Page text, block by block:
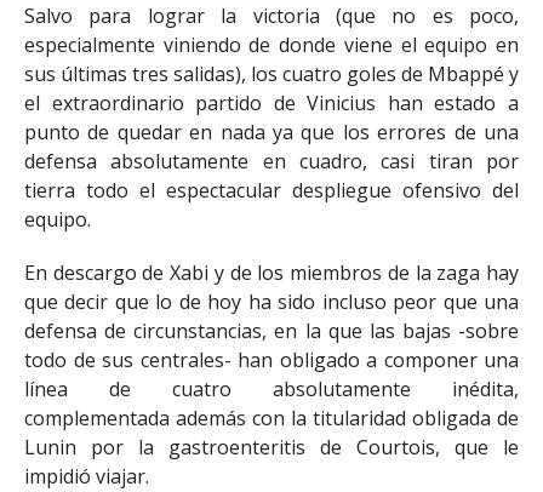
Salvo para lograr la victoria (que no es poco,
especialmente viniendo de donde viene el equipo en
sus últimas tres salidas), los cuatro goles de Mbappé y
el extraordinario partido de Vinicius han estado a
punto de quedar en nada ya que los errores de una
defensa absolutamente en cuadro, casi tiran por
tierra todo el espectacular despliegue ofensivo del
equipo.
En descargo de Xabi y de los miembros de la zaga hay
que decir que lo de hoy ha sido incluso peor que una
defensa de circunstancias, en la que las bajas -sobre
todo de sus centrales- han obligado a componer una
línea de cuatro absolutamente inédita,
complementada además con la titularidad obligada de
Lunin por la gastroenteritis de Courtois, que le
impidió viajar.